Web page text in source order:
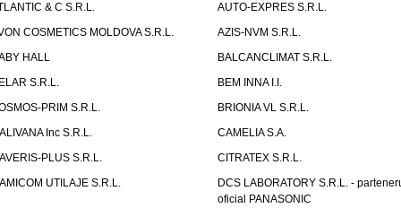
& C S.R.L.
AUTO-EXPRES S.R.L.
COSMETICS MOLDOVA S.R.L.
AZIS-NVM S.R.L.
HALL
BALCANCLIMAT S.R.L.
S.R.L.
BEM INNA I.I.
PRIM S.R.L.
BRIONIA VL S.R.L.
Inc S.R.L.
CAMELIA S.A.
PLUS S.R.L.
CITRATEX S.R.L.
UTILAJE S.R.L.
DCS LABORATORY S.R.L. -
oficial PANASONIC